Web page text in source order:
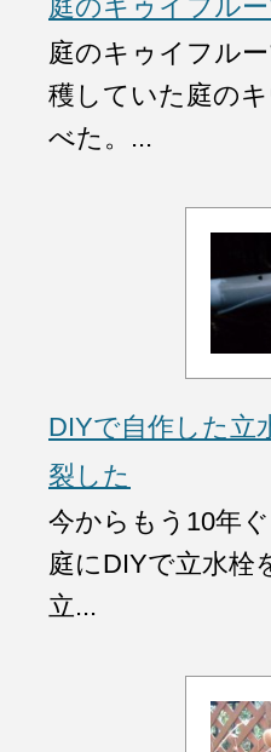
庭のキゥイフル
庭のキゥイフル
穫していた庭の
べた。...
DIYで自作した立
裂した
今からもう10年
庭にDIYで立水栓
立...